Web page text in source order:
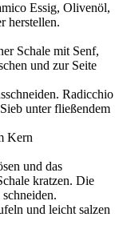
Essig, Olivenöl,
herstellen.
Schale mit Senf,
und zur Seite
Radicchio
unter fließendem
Kern
und das
kratzen. Die
und leicht salzen